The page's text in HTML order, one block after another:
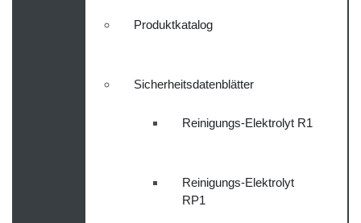
Produktkatalog
Sicherheitsdatenblätter
Reinigungs-Elektrolyt R1
Reinigungs-Elektrolyt
RP1